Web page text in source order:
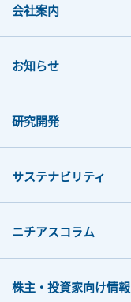
会社案内
お知らせ
研究開発
サステナビリティ
ニチアスコラム
株主・投資家向け情報